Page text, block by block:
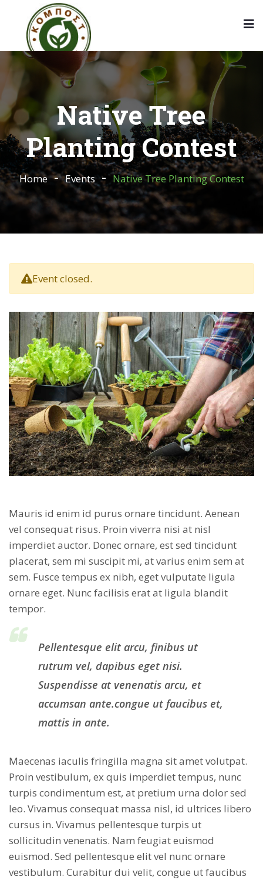
Native Tree
Planting Contest
Home Events Native Tree Planting Contest
Event closed.
Mauris id enim id purus ornare tincidunt. Aenean
vel consequat risus. Proin viverra nisi at nisl
imperdiet auctor. Donec ornare, est sed tincidunt
placerat, sem mi suscipit mi, at varius enim sem at
sem. Fusce tempus ex nibh, eget vulputate ligula
ornare eget. Nunc facilisis erat at ligula blandit
tempor.
Pellentesque elit arcu, finibus ut
rutrum vel, dapibus eget nisi.
Suspendisse at venenatis arcu, et
accumsan ante.congue ut faucibus et,
mattis in ante.
Maecenas iaculis fringilla magna sit amet volutpat.
Proin vestibulum, ex quis imperdiet tempus, nunc
turpis condimentum est, at pretium urna dolor sed
leo. Vivamus consequat massa nisl, id ultrices libero
cursus in. Vivamus pellentesque turpis ut
sollicitudin venenatis. Nam feugiat euismod
euismod. Sed pellentesque elit vel nunc ornare
vestibulum. Curabitur dui velit, congue ut faucibus